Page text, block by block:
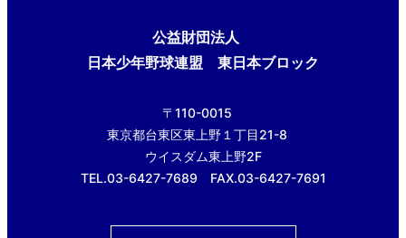
公益財団法人
日本少年野球連盟 東日本ブロック
〒110-0015
東京都台東区東上野１丁目21-8
ウイスダム東上野2F
TEL.03-6427-7689 FAX.03-6427-7691